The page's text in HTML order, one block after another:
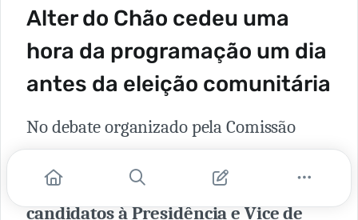
Alter do Chão cedeu uma
hora da programação um dia
antes da eleição comunitária
No debate organizado pela Comissão
Eleitoral que aconteceu um dia antes,
onde
estavam convidados somente os
candidatos à Presidência e Vice de